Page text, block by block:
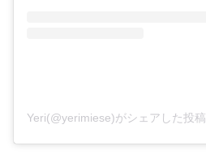
Yeri(@yerimiese)がシェアした投稿